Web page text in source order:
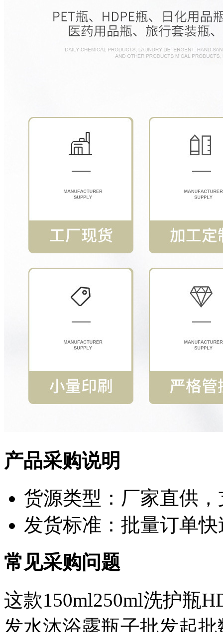
产品采购说明
货源类型：厂家直供
发货标准：批量订单
常见采购问题
这款150ml250ml洗护瓶
发水沐浴露瓶子批发起